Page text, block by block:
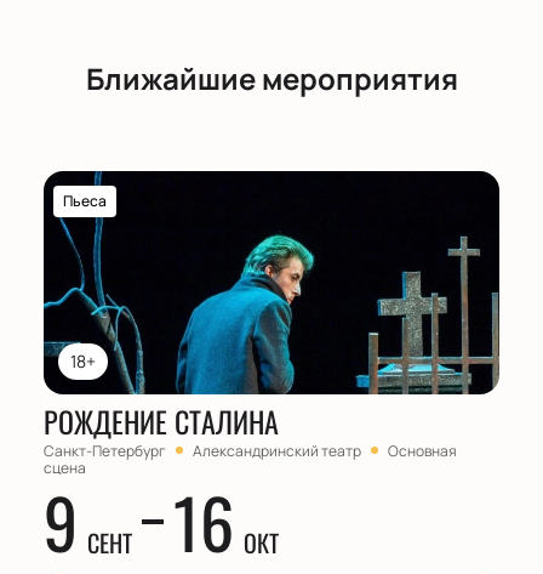
Ближайшие мероприятия
18+
Пьеса
РОЖДЕНИЕ СТАЛИНА
Санкт-Петербург Александринский театр
Основная
сцена
9 СЕНТ 16 ОКТ